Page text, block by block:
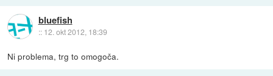
bluefish
:: 12. okt 2012, 18:39
Ni problema, trg to omogoča.